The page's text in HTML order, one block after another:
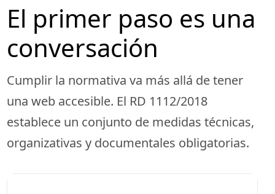
El primer paso es una
conversación
Cumplir la normativa va más allá de tener
una web accesible. El RD 1112/2018
establece un conjunto de medidas técnicas,
organizativas y documentales obligatorias.